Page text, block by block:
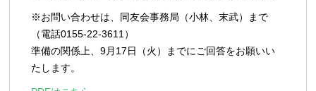
※お問い合わせは、同友会事務局（小林、末武）まで
（電話0155-22-3611）
準備の関係上、9月17日（火）までにご回答をお願いい
たします。